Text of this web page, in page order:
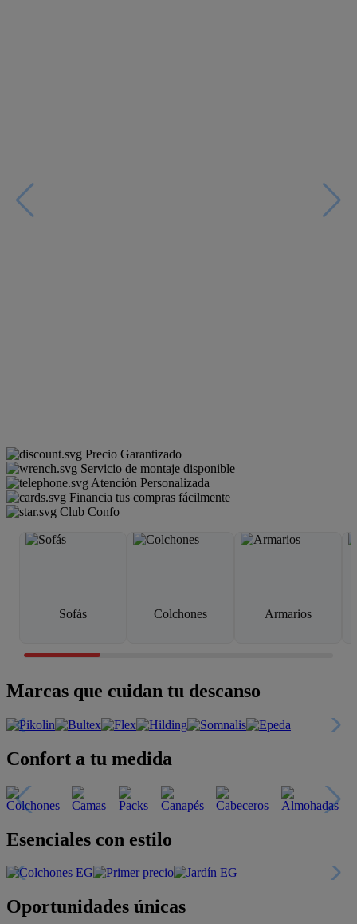
Precio Garantizado
Servicio de montaje disponible
Atención Personalizada
Financia tus compras fácilmente
Club Confo
Sofás Colchones Armarios
Marcas que cuidan tu descanso
Confort a tu medida
Esenciales con estilo
Oportunidades únicas